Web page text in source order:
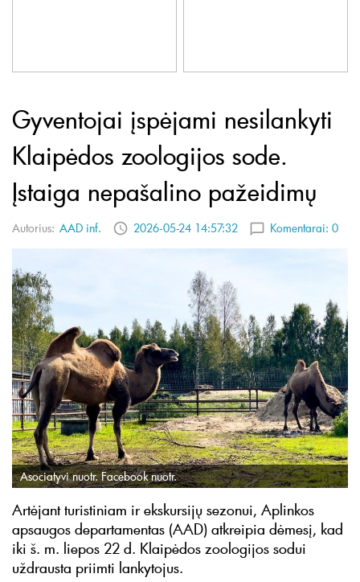
Gyventojai įspėjami nesilankyti
Klaipėdos zoologijos sode.
Įstaiga nepašalino pažeidimų
Autorius: AAD inf. 2026-05-24 14:57:32 Komentarai: 0
Asociatyvi nuotr. Facebook nuotr.
Artėjant turistiniam ir ekskursijų sezonui, Aplinkos
apsaugos departamentas (AAD) atkreipia dėmesį, kad
iki š. m. liepos 22 d. Klaipėdos zoologijos sodui
uždrausta priimti lankytojus.